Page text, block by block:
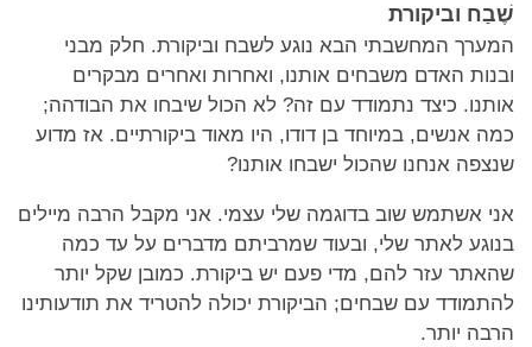
שֶׁבַח וביקורת
המערך המחשבתי הבא נוגע לשבח וביקורת. חלק מבני
ובנות האדם משבחים אותנו, ואחרות ואחרים מבקרים
אותנו. כיצד נתמודד עם זה? לא הכול שיבחו את הבודהה;
כמה אנשים, במיוחד בן דודו, היו מאוד ביקורתיים. אז מדוע
שנצפה אנחנו שהכול ישבחו אותנו?
אני אשתמש שוב בדוגמה שלי עצמי. אני מקבל הרבה מיילים
בנוגע לאתר שלי, ובעוד שמרביתם מדברים על עד כמה
שהאתר עזר להם, מדי פעם יש ביקורת. כמובן שקל יותר
להתמודד עם שבחים; הביקורת יכולה להטריד את תודעותינו
הרבה יותר.